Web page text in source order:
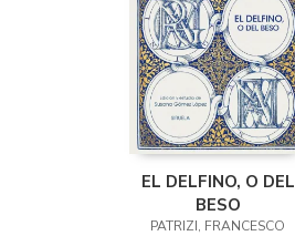
EL DELFINO, O DEL
BESO
PATRIZI, FRANCESCO